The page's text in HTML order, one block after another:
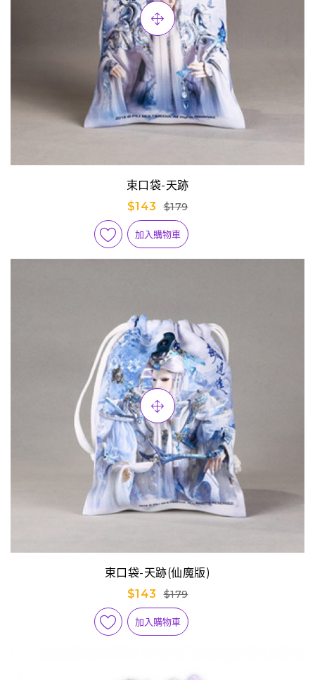
束口袋-天跡
$143
$179
加入購物車
束口袋-天跡(仙魔版)
$143
$179
加入購物車